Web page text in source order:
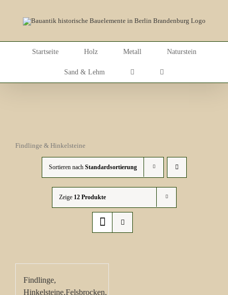
Startseite Holz Metall Naturstein
Sand & Lehm
Findlinge & Hinkelsteine
Sortieren nach Standardsortierung
Zeige 12 Produkte
Findlinge,
Hinkelsteine,Felsbrocken,